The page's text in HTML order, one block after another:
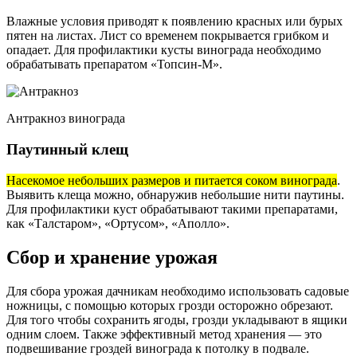
Влажные условия приводят к появлению красных или бурых
пятен на листах. Лист со временем покрывается грибком и
опадает. Для профилактики кусты винограда необходимо
обрабатывать препаратом «Топсин-М».
Антракноз винограда
Паутинный клещ
Насекомое небольших размеров и питается соком винограда.
Выявить клеща можно, обнаружив небольшие нити паутины.
Для профилактики куст обрабатывают такими препаратами,
как «Талстаром», «Ортусом», «Аполло».
Сбор и хранение урожая
Для сбора урожая дачникам необходимо использовать садовые
ножницы, с помощью которых грозди осторожно обрезают.
Для того чтобы сохранить ягоды, грозди укладывают в ящики
одним слоем. Также эффективный метод хранения — это
подвешивание гроздей винограда к потолку в подвале.